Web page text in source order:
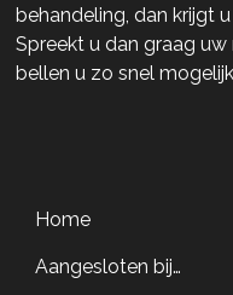
behandeling, dan krijgt
Spreekt u dan graag
bellen u zo snel
Home
Aangesloten bij…